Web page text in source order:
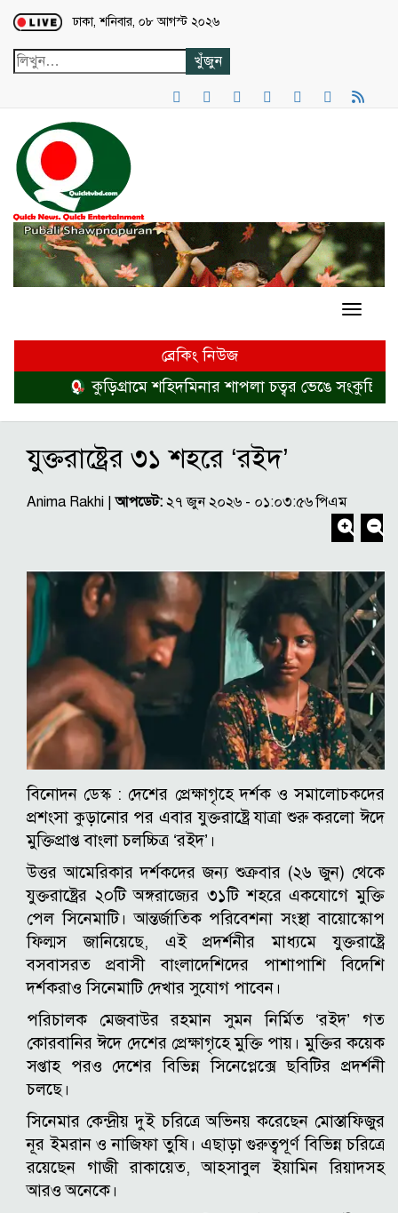
Loading...
ঢাকা, শনিবার, ০৮ আগস্ট ২০২৬
ব্রেকিং নিউজ
কুড়িগ্রামে শহিদমিনার শাপলা চত্বর ভেঙে সংকুচিত
যুক্তরাষ্ট্রের ৩১ শহরে ‘রইদ’
Anima Rakhi |আপডেট: ২৭ জুন ২০২৬ - ০১:০৩:৫৬ পিএম
বিনোদন ডেস্ক : দেশের প্রেক্ষাগৃহে দর্শক ও সমালোচকদের
প্রশংসা কুড়ানোর পর এবার যুক্তরাষ্ট্রে যাত্রা শুরু করলো ঈদে
মুক্তিপ্রাপ্ত বাংলা চলচ্চিত্র ‘রইদ’।
উত্তর আমেরিকার দর্শকদের জন্য শুক্রবার (২৬ জুন) থেকে
যুক্তরাষ্ট্রের ২০টি অঙ্গরাজ্যের ৩১টি শহরে একযোগে মুক্তি
পেল সিনেমাটি। আন্তর্জাতিক পরিবেশনা সংস্থা বায়োস্কোপ
ফিল্মস জানিয়েছে, এই প্রদর্শনীর মাধ্যমে যুক্তরাষ্ট্রে
বসবাসরত প্রবাসী বাংলাদেশিদের পাশাপাশি বিদেশি
দর্শকরাও সিনেমাটি দেখার সুযোগ পাবেন।
পরিচালক মেজবাউর রহমান সুমন নির্মিত ‘রইদ’ গত
কোরবানির ঈদে দেশের প্রেক্ষাগৃহে মুক্তি পায়। মুক্তির কয়েক
সপ্তাহ পরও দেশের বিভিন্ন সিনেপ্লেক্সে ছবিটির প্রদর্শনী
চলছে।
সিনেমার কেন্দ্রীয় দুই চরিত্রে অভিনয় করেছেন মোস্তাফিজুর
নূর ইমরান ও নাজিফা তুষি। এছাড়া গুরুত্বপূর্ণ বিভিন্ন চরিত্রে
রয়েছেন গাজী রাকায়েত, আহসাবুল ইয়ামিন রিয়াদসহ
আরও অনেকে।